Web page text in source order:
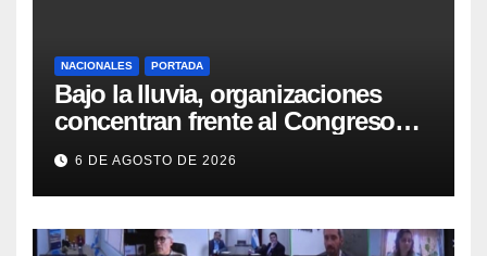
NACIONALES PORTADA
Bajo la lluvia, organizaciones
concentran frente al Congreso
contra de la Ley de Propiedad
Privada
6 DE AGOSTO DE 2026